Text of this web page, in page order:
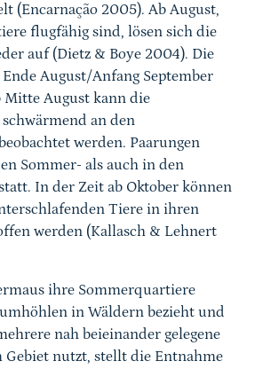
(Encarnação 2005). Ab August,
flugfähig sind, lösen sich die
auf (Dietz & Boye 2004). Die
August/Anfang September
Mitte August kann die
an den
werden. Paarungen
Sommer- als auch in den
In der Zeit ab Oktober können
Tiere in ihren
werden (Kallasch & Lehnert
ihre Sommerquartiere
in Wäldern bezieht und
nah beieinander gelegene
Gebiet nutzt, stellt die Entnahme